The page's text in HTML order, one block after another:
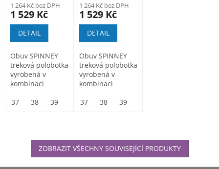
1 264 Kč bez DPH
1 529 Kč
DETAIL
Obuv SPINNEY
treková polobotka
vyrobená v
kombinaci
textilie. Špičku
37 38 39
1 264 Kč bez DPH
1 529 Kč
DETAIL
Obuv SPINNEY
treková polobotka
vyrobená v
kombinaci
textilie. Špičku
37 38 39
ZOBRAZIT VŠECHNY SOUVISEJÍCÍ PRODUKTY